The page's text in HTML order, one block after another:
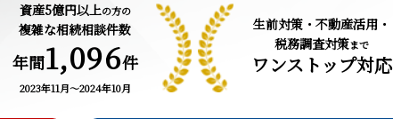
資産5億円以上の方の
複雑な相続相談件数
年間1,096件
2023年11月～2024年10月
生前対策・不動産活用・
税務調査対策まで
ワンストップ対応